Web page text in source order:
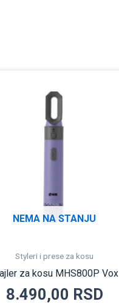
NEMA NA STANJU
Styleri i prese za kosu
za kosu MHS800P Vox
8.490,00 RSD